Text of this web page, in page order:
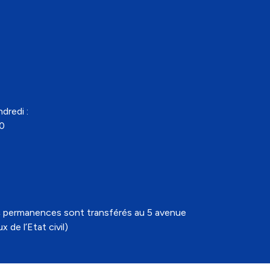
:
permanences sont transférés au 5 avenue
de l’Etat civil)